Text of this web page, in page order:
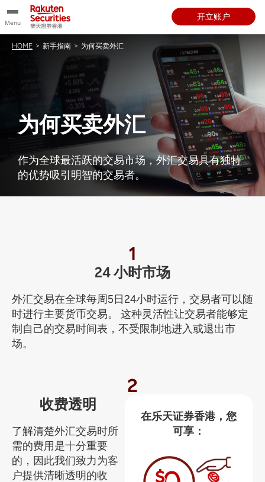
Menu
开立账户
HOME > 新手指南 > 为何买卖外汇
为何买卖外汇
作为全球最活跃的交易市场，外汇交易具有独特
的优势吸引明智的交易者。
1
24 小时市场
外汇交易在全球每周5日24小时运行，交易者可以随
时进行主要货币交易。 这种灵活性让交易者能够定
制自己的交易时间表，不受限制地进入或退出市
场。
2
收费透明
了解清楚外汇交易时所
需的费用是十分重要
的，因此我们致力为客
户提供清晰透明的收
在乐天证券香港，您
可享：